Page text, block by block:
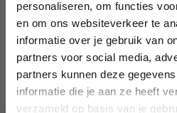
personaliseren, om functies
en om ons websiteverkeer te
informatie over je gebruik van
partners voor social media,
partners kunnen deze
informatie die je aan ze heeft
verzameld op basis van je
50cm en sluit met een
de bijpassende armband en
look.
Het merk